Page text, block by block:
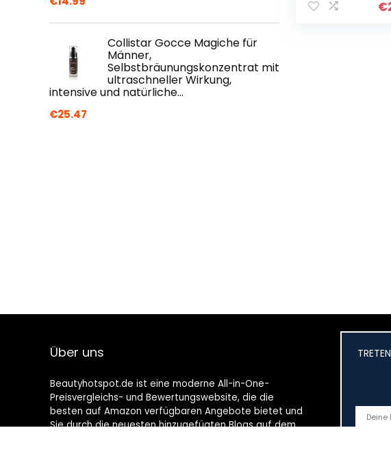
Collistar Gocce Magiche für
Männer,
Selbstbräunungskonzentrat mit
ultraschneller Wirkung,
intensive und natürliche…
€25.47
trockene
€
Über uns
Beautyhotspot.de ist eine moderne All-in-One-
Preisvergleichs- und Bewertungswebsite, die die
besten auf Amazon verfügbaren Angebote bietet und
Sie durch die neuesten hinzugefügten Blogs auf dem